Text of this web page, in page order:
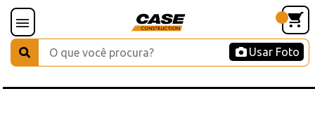
Usar Foto